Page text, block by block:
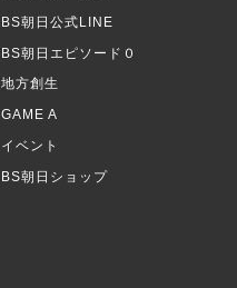
BS朝日公式LINE
BS朝日エピソード０
地方創生
GAME A
イベント
BS朝日ショップ